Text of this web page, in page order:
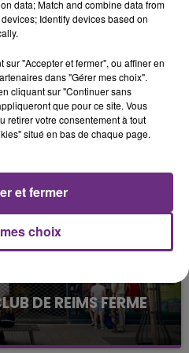
DE CHOOZ
que la centrale
DE REIMS FERME
du centre-ville
data; Match and combine data from
Identify devices based on
"Accepter et fermer", ou affiner en
dans "Gérer mes choix".
cliquant sur "Continuer sans
que pour ce site. Vous
retirer votre consentement à tout
situé en bas de chaque page.
choix
et fermer